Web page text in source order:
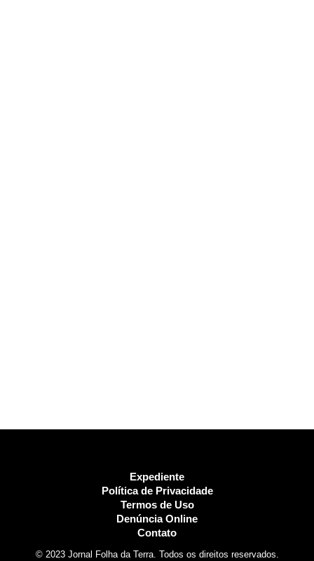
Expediente
Política de Privacidade
Termos de Uso
Denúncia Online
Contato
© 2023 Jornal Folha da Terra. Todos os direitos reservados.